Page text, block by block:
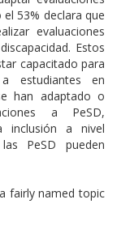
53% declara que
evaluaciones
Estos
capacitado para
estudiantes en
han adaptado o
a PeSD,
inclusión a nivel
PeSD pueden
fairly named topic